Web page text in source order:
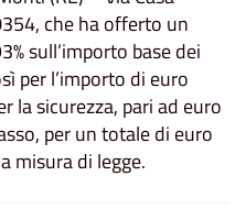
che ha offerto un
sull’importo base dei
per l’importo di euro
la sicurezza, pari ad euro
per un totale di euro
misura di legge.